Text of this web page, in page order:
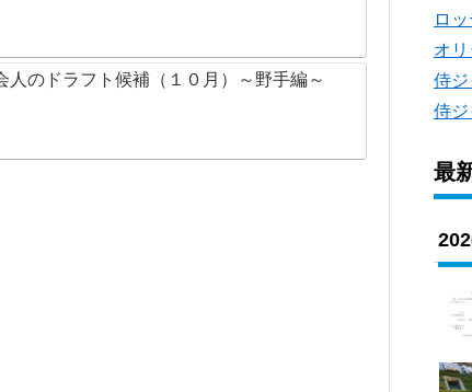
人のドラフト候補（１０月）～野手編～
ロ
オリ
侍
侍ジ
最